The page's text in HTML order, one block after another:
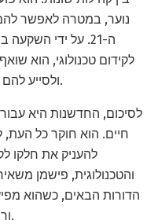
נוער, במטרה לאפשר
ה-21. על ידי
לקידום טכנולוגי, הוא
ולסייע להם להגשים את הפוטנציאל הגלום בהם.
לסיכום, החדשנות היא
חיים. הוא חוקר כל העת,
להעניק את חלקו
והטכנולוגית, פישמן
הדורות הבאים, כשהוא
ורצון לשפר את החברה שבה אנו חיים.